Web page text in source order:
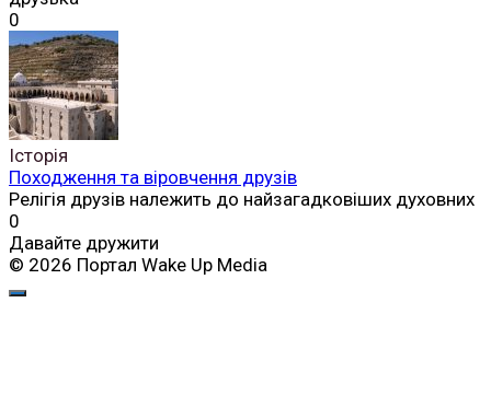
0
Історія
Походження та віровчення друзів
Релігія друзів належить до найзагадковіших духовних
0
Давайте дружити
© 2026 Портал Wake Up Media